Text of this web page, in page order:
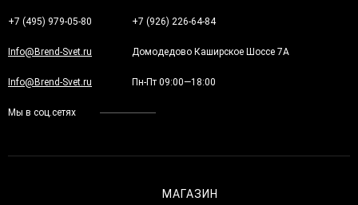
+7 (495) 979-05-80 +7 (926) 226-64-84
Info@Brend-Svet.ru Домодедово Каширское Шоссе 7А
Info@Brend-Svet.ru Пн-Пт 09:00—18:00
Мы в соц.сетях
МАГАЗИН